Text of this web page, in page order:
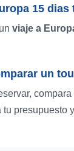
15
viaje a
un
tu presupuesto